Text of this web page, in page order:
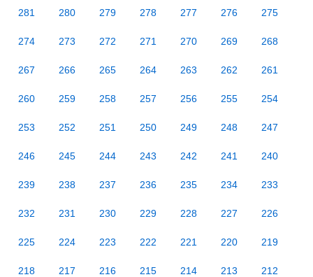
281 280 279 278 277 276 275
274 273 272 271 270 269 268
267 266 265 264 263 262 261
260 259 258 257 256 255 254
253 252 251 250 249 248 247
246 245 244 243 242 241 240
239 238 237 236 235 234 233
232 231 230 229 228 227 226
225 224 223 222 221 220 219
218 217 216 215 214 213 212